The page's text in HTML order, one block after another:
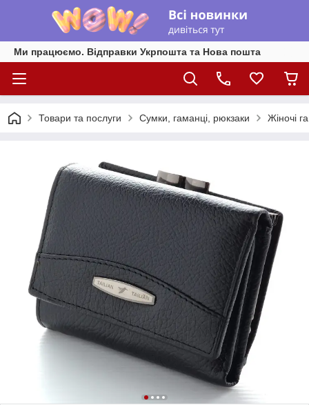
Ми працюємо. Відправки Укрпошта та Нова пошта
Товари та послуги Сумки, гаманці, рюкзаки Жіночі